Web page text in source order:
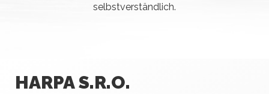
selbstverständlich.
HARPA S.R.O.